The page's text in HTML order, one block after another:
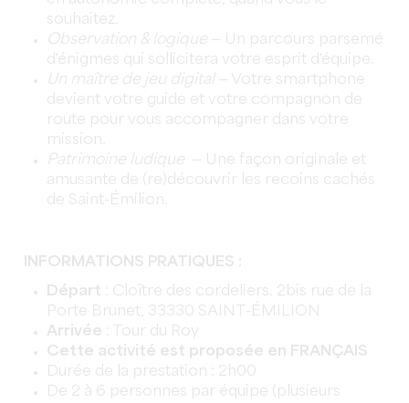
souhaitez.
Observation & logique — Un parcours parsemé
d'énigmes qui sollicitera votre esprit d'équipe.
Un maître de jeu digital— Votre smartphone
devient votre guide et votre compagnon de
route pour vous accompagner dans votre
mission.
Patrimoine ludique — Une façon originale et
amusante de (re)découvrir les recoins cachés
de Saint-Émilion.
INFORMATIONS PRATIQUES :
Départ : Cloître des cordeliers. 2bis rue de la
Porte Brunet, 33330 SAINT-ÉMILION
Arrivée : Tour du Roy
Cette activité est proposée en FRANÇAIS
Durée de la prestation : 2h00
De 2 à 6 personnes par équipe (plusieurs